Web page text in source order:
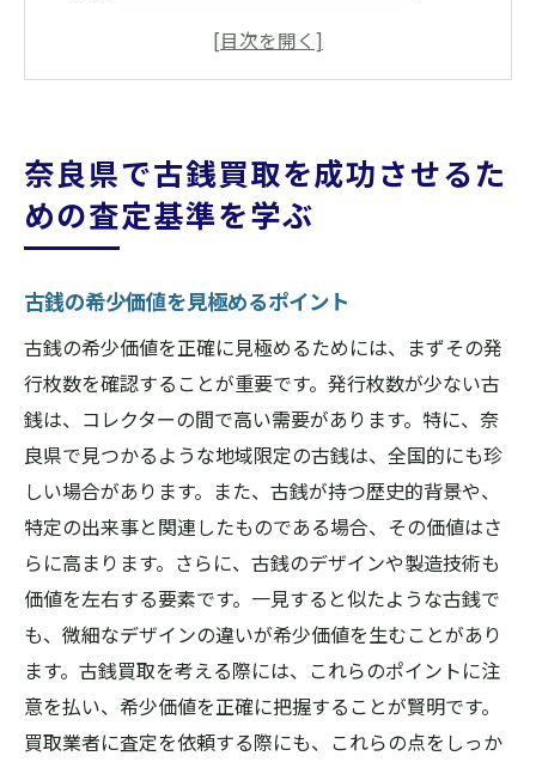
状態による査定基準の違いを理解する
査定時に注意すべき偽物の見分け方
地域密着型古銭買取業者の選び方〜奈良県の実
信頼できる業者を見極めるコツ
口コミや評判を活用した業者選び
奈良県内でおすすめの古銭買取業者
地元業者の強みと専門性を理解する
顧客サービスの充実度をチェック
訪問査定の便利さとその利用法
買取大吉大和八木店で体感する安心の古銭査定
店舗の特徴とサービス内容を紹介
査定プロセスを詳しく解説
専門スタッフによる丁寧な対応
顧客からの信頼を得るための取り組み
高価買取を実現する理由とは
奈良県で古銭買取を成功させるた
めの査定基準を学ぶ
古銭の希少価値を見極めるポイント
古銭の希少価値を正確に見極めるためには、まずその発
行枚数を確認することが重要です。発行枚数が少ない古
銭は、コレクターの間で高い需要があります。特に、奈
良県で見つかるような地域限定の古銭は、全国的にも珍
しい場合があります。また、古銭が持つ歴史的背景や、
特定の出来事と関連したものである場合、その価値はさ
らに高まります。さらに、古銭のデザインや製造技術も
価値を左右する要素です。一見すると似たような古銭で
も、微細なデザインの違いが希少価値を生むことがあり
ます。古銭買取を考える際には、これらのポイントに注
意を払い、希少価値を正確に把握することが賢明です。
買取業者に査定を依頼する際にも、これらの点をしっか